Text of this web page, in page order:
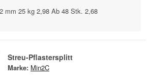
mm 25 kg 2,98 Ab 48 Stk. 2,68
Streu-Pflastersplitt
Marke: Min2C